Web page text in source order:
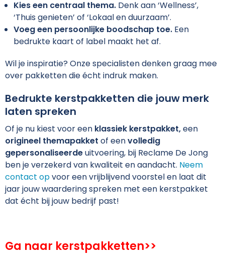
Kies een centraal thema. Denk aan ‘Wellness’,
‘Thuis genieten’ of ‘Lokaal en duurzaam’.
Voeg een persoonlijke boodschap toe. Een
bedrukte kaart of label maakt het af.
Wil je inspiratie? Onze specialisten denken graag mee
over pakketten die écht indruk maken.
Bedrukte kerstpakketten die jouw merk
laten spreken
Of je nu kiest voor een klassiek kerstpakket,een
origineel themapakket of eenvolledig
gepersonaliseerdeuitvoering, bij Reclame De Jong
ben je verzekerd van kwaliteit en aandacht. Neem
contact opvoor een vrijblijvend voorstel en laat dit
jaar jouw waardering spreken met een kerstpakket
dat écht bij jouw bedrijf past!
Ga naar kerstpakketten>>